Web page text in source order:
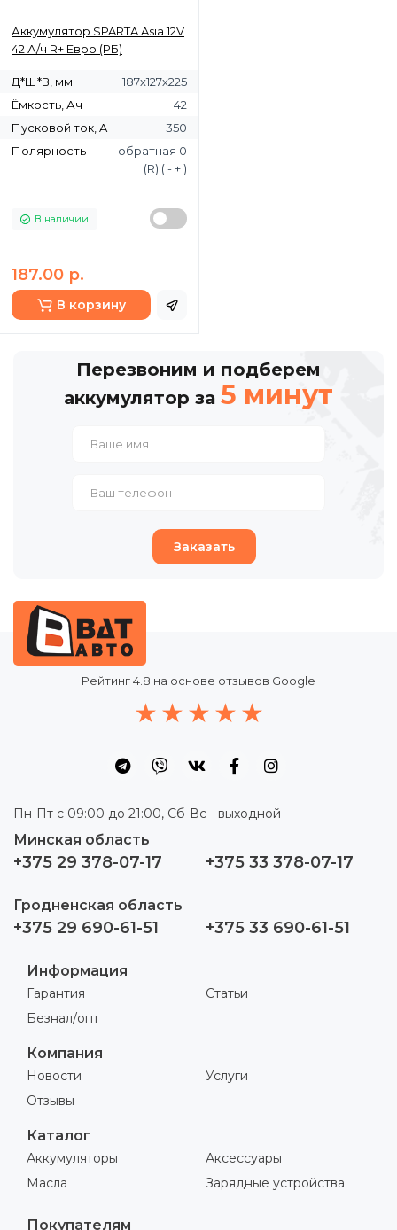
Аккумулятор SPARTA Asia 12V
42 А/ч R+ Евро (РБ)
Д*Ш*В, мм
187х127х225
Ёмкость, Ач
42
Пусковой ток, A
350
Полярность
обратная 0
(R) ( - + )
В наличии
187.00 р.
В корзину
Перезвоним и подберем
аккумулятор за 5 минут
Заказать
Рейтинг4.8 на основе отзывов Google
Пн-Пт с 09:00 до 21:00, Сб-Вс - выходной
Минская область
+375 29 378-07-17 +375 33 378-07-17
Гродненская область
+375 29 690-61-51 +375 33 690-61-51
Информация
Гарантия
Безнал/опт
Статьи
Компания
Новости
Отзывы
Услуги
Каталог
Аккумуляторы
Масла
Аксессуары
Зарядные устройства
Покупателям